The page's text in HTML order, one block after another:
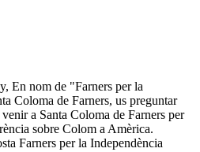
En nom de "Farners per la
Coloma de Farners, us preguntar
a Santa Coloma de Farners per
sobre Colom a Amèrica.
Farners per la Independència